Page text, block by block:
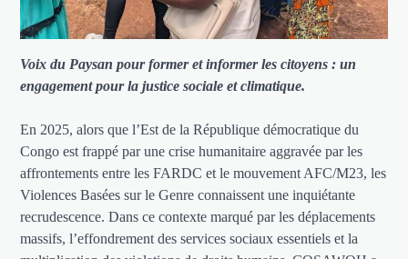
Voix du Paysan pour former et informer les citoyens : un
engagement pour la justice sociale et climatique.
En 2025, alors que l’Est de la République démocratique du
Congo est frappé par une crise humanitaire aggravée par les
affrontements entre les FARDC et le mouvement AFC/M23, les
Violences Basées sur le Genre connaissent une inquiétante
recrudescence. Dans ce contexte marqué par les déplacements
massifs, l’effondrement des services sociaux essentiels et la